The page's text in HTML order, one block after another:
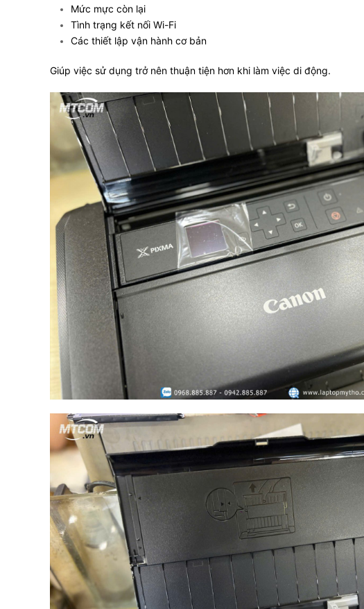
Mức mực còn lại
Tình trạng kết nối Wi-Fi
Các thiết lập vận hành cơ bản
Giúp việc sử dụng trở nên thuận tiện hơn khi làm việc di động.